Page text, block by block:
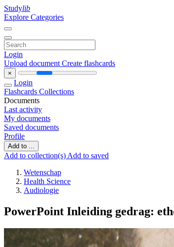
Studylib
Explore Categories
Login
Upload document Create flashcards
×
Login
Flashcards Collections
Documents
Last activity
My documents
Saved documents
Profile
Add to ...
Add to collection(s) Add to saved
Wetenschap
Health Science
Audiologie
PowerPoint Inleiding gedrag: